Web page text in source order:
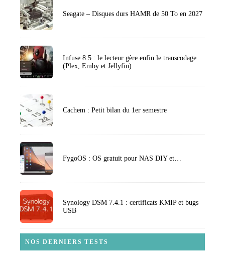
Seagate – Disques durs HAMR de 50 To en 2027
Infuse 8.5 : le lecteur gère enfin le transcodage
(Plex, Emby et Jellyfin)
Cachem : Petit bilan du 1er semestre
FygoOS : OS gratuit pour NAS DIY et…
Synology DSM 7.4.1 : certificats KMIP et bugs
USB
NOS DERNIERS TESTS